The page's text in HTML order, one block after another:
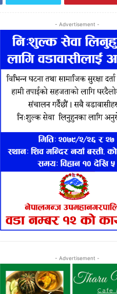
- Advertisement -
- Advertisement -